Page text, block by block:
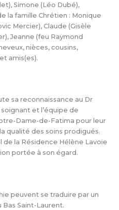
Simone (Léo Dubé),
la famille Chrétien : Monique
Mercier), Claude (Gisèle
Jeanne (feu Raymond
nièces, cousins,
amis(es).
sa reconnaissance au Dr
et l’équipe de
Dame-de-Fatima pour leur
qualité des soins prodigués.
de la Résidence Hélène Lavoie
portée à son égard.
peuvent se traduire par un
Bas Saint-Laurent.